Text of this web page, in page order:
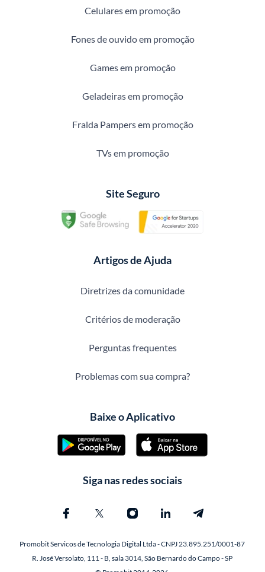
Celulares em promoção
Fones de ouvido em promoção
Games em promoção
Geladeiras em promoção
Fralda Pampers em promoção
TVs em promoção
Site Seguro
Artigos de Ajuda
Diretrizes da comunidade
Critérios de moderação
Perguntas frequentes
Problemas com sua compra?
Baixe o Aplicativo
Siga nas redes sociais
Promobit Servicos de Tecnologia Digital Ltda - CNPJ 23.895.251/0001-87
R. José Versolato, 111 - B, sala 3014, São Bernardo do Campo - SP